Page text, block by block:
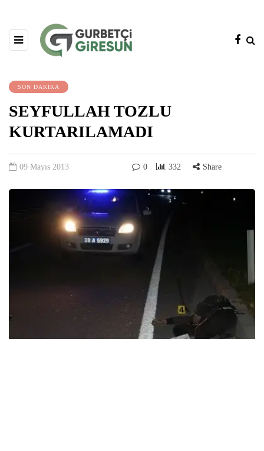
SON DAKİKA
SEYFULLAH TOZLU
KURTARILAMADI
09 Mayıs 2013 0 332 Share